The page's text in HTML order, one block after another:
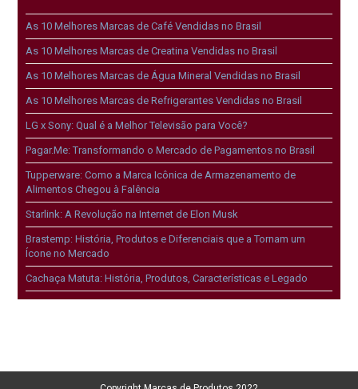
As 10 Melhores Marcas de Café Vendidas no Brasil
As 10 Melhores Marcas de Creatina Vendidas no Brasil
As 10 Melhores Marcas de Água Mineral Vendidas no Brasil
As 10 Melhores Marcas de Refrigerantes Vendidas no Brasil
LG x Sony: Qual é a Melhor Televisão para Você?
Pagar.Me: Transformando o Mercado de Pagamentos no Brasil
Tupperware: Como a Marca Icônica de Armazenamento de
Alimentos Chegou à Falência
Starlink: A Revolução na Internet de Elon Musk
Brastemp: História, Produtos e Diferenciais que a Tornam um
Ícone no Mercado
Cachaça Matuta: História, Produtos, Características e Legado